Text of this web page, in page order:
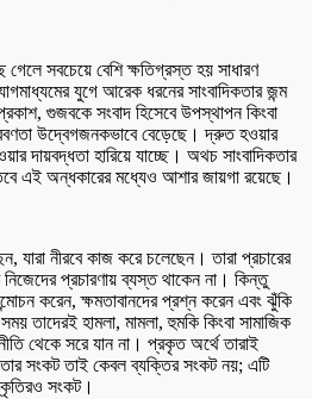
গেলে সবচেয়ে বেশি ক্ষতিগ্রস্ত হয় সাধারণ
যুগে আরেক ধরনের সাংবাদিকতার জন্ম
গুজবকে সংবাদ হিসেবে উপস্থাপন কিংবা
উদ্বেগজনকভাবে বেড়েছে। দ্রুত হওয়ার
দায়বদ্ধতা হারিয়ে যাচ্ছে। অথচ সাংবাদিকতার
এই অন্ধকারের মধ্যেও আশার জায়গা রয়েছে।
যারা নীরবে কাজ করে চলেছেন। তারা প্রচারের
প্রচারণায় ব্যস্ত থাকেন না। কিন্তু
করেন, ক্ষমতাবানদের প্রশ্ন করেন এবং ঝুঁকি
তাদেরই হামলা, মামলা, হুমকি কিংবা সামাজিক
থেকে সরে যান না। প্রকৃত অর্থে তারাই
সংকট তাই কেবল ব্যক্তির সংকট নয়; এটি
সংকট।